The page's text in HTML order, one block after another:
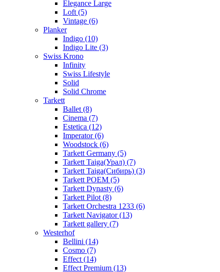
Elegance Large
Loft (5)
Vintage (6)
Planker
Indigo (10)
Indigo Lite (3)
Swiss Krono
Infinity
Swiss Lifestyle
Solid
Solid Chrome
Tarkett
Ballet (8)
Cinema (7)
Estetica (12)
Imperator (6)
Woodstock (6)
Tarkett Germany (5)
Tarkett Taiga(Урал) (7)
Tarkett Taiga(Сибирь) (3)
Tarkett POEM (5)
Tarkett Dynasty (6)
Tarkett Pilot (8)
Tarkett Orchestra 1233 (6)
Tarkett Navigator (13)
Tarkett gallery (7)
Westerhof
Bellini (14)
Cosmo (7)
Effect (14)
Effect Premium (13)